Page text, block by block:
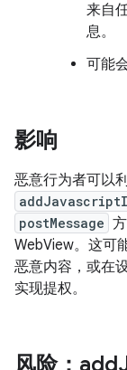
来自
息。
可能
影响
恶意行为者可以
postMessage
WebView。这可
恶意内容，或在
实现提权。
风险：add